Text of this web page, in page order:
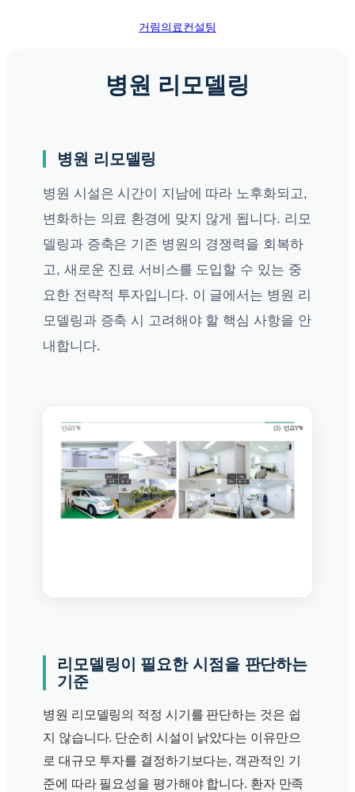
거림의료컨설팅
병원 리모델링
병원 리모델링
병원 시설은 시간이 지남에 따라 노후화되고,
변화하는 의료 환경에 맞지 않게 됩니다. 리모
델링과 증축은 기존 병원의 경쟁력을 회복하
고, 새로운 진료 서비스를 도입할 수 있는 중
요한 전략적 투자입니다. 이 글에서는 병원 리
모델링과 증축 시 고려해야 할 핵심 사항을 안
내합니다.
리모델링이 필요한 시점을 판단하는
기준
병원 리모델링의 적정 시기를 판단하는 것은 쉽
지 않습니다. 단순히 시설이 낡았다는 이유만으
로 대규모 투자를 결정하기보다는, 객관적인 기
준에 따라 필요성을 평가해야 합니다. 환자 만족